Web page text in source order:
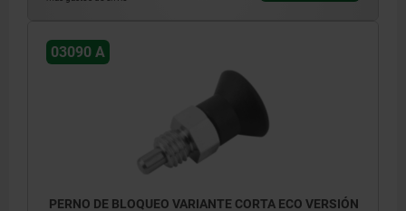
03090 A
PERNO DE BLOQUEO VARIANTE CORTA ECO VERSIÓN